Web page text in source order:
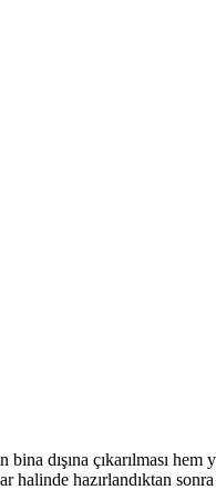
dışına çıkarılması
hazırlandıktan